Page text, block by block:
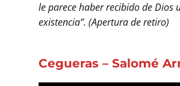
le parece haber recibido de Dios
existencia”. (Apertura de retiro)
Cegueras – Salomé